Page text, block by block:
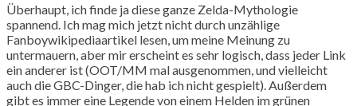
Überhaupt, ich finde ja diese ganze Zelda-Mythologie
spannend. Ich mag mich jetzt nicht durch unzählige
Fanboywikipediaartikel lesen, um meine Meinung zu
untermauern, aber mir erscheint es sehr logisch, dass jeder Link
ein anderer ist (OOT/MM mal ausgenommen, und vielleicht
auch die GBC-Dinger, die hab ich nicht gespielt). Außerdem
gibt es immer eine Legende von einem Helden im grünen